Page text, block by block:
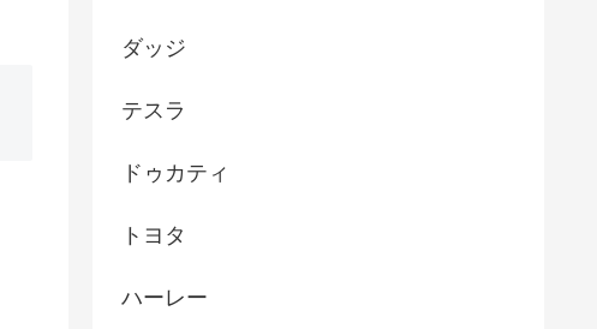
ダッジ
テスラ
ドゥカティ
トヨタ
ハーレー